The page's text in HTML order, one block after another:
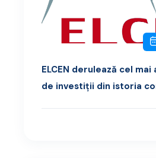
ELCEN derulează cel
de investiții din istoria